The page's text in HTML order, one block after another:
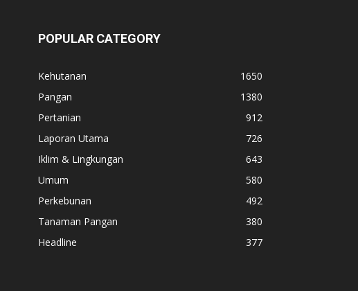
POPULAR CATEGORY
Kehutanan
1650
Pangan
1380
Pertanian
912
Laporan Utama
726
Iklim & Lingkungan
643
Umum
580
Perkebunan
492
Tanaman Pangan
380
Headline
377